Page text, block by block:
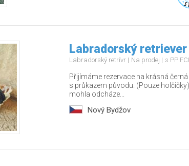
Labradorský retriever
Labradorský retrívr Na prodej s PP FCI
Přijímáme rezervace na krásná
s průkazem původu. (Pouze
mohla odcháze...
Nový Bydžov